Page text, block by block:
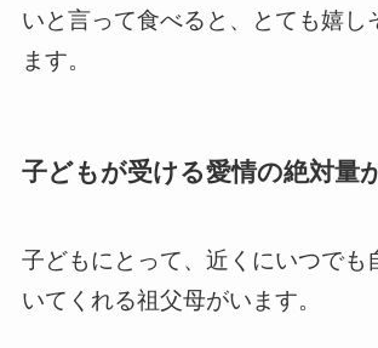
いと言って食べると、とても嬉し
ます。
子どもが受ける愛情の絶対量
子どもにとって、近くにいつでも
いてくれる祖父母がいます。